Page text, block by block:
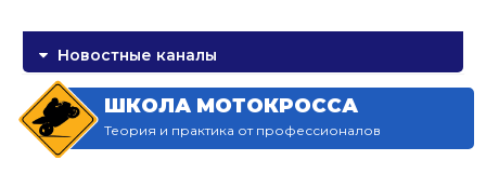
Новостные каналы
ШКОЛА МОТОКРОССА
Теория и практика от профессионалов